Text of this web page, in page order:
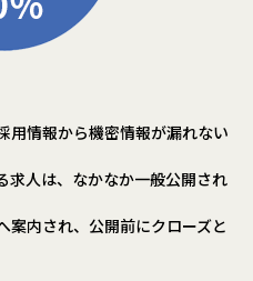
用情報から機密情報が漏れない
求人は、なかなか一般公開され
案内され、公開前にクローズと